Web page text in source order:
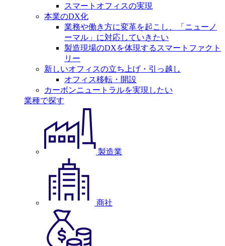
スマートオフィスの実現
本業のDX化
業務や働き方に変革を起こし、「ニューノ
ーマル」に対応していきたい
製造現場のDXを体現するスマートファクト
リー
新しいオフィスの立ち上げ・引っ越し
オフィス移転・開設
カーボンニュートラルを実現したい
業種で探す
製造業
商社